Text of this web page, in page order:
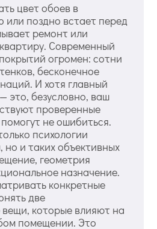
цвет обоев в
или поздно встает перед
ремонт или
Современный
огромен: сотни
бесконечное
И хотя главный
это, безусловно, ваш
проверенные
не ошибиться.
психологии
но и таких объективных
геометрия
назначение.
конкретные
две
которые влияют на
помещении. Это